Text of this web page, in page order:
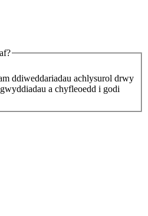
ddiweddariadau achlysurol drwy
a chyfleoedd i godi